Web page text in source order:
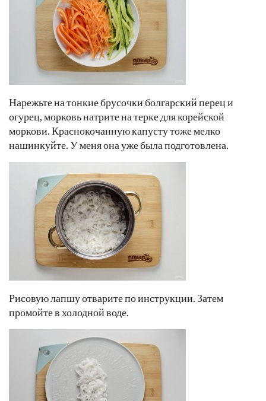
Нарежьте на тонкие брусочки болгарский перец и
огурец, морковь натрите на терке для корейской
моркови. Краснокочанную капусту тоже мелко
нашинкуйте. У меня она уже была подготовлена.
Рисовую лапшу отварите по инструкции. Затем
промойте в холодной воде.